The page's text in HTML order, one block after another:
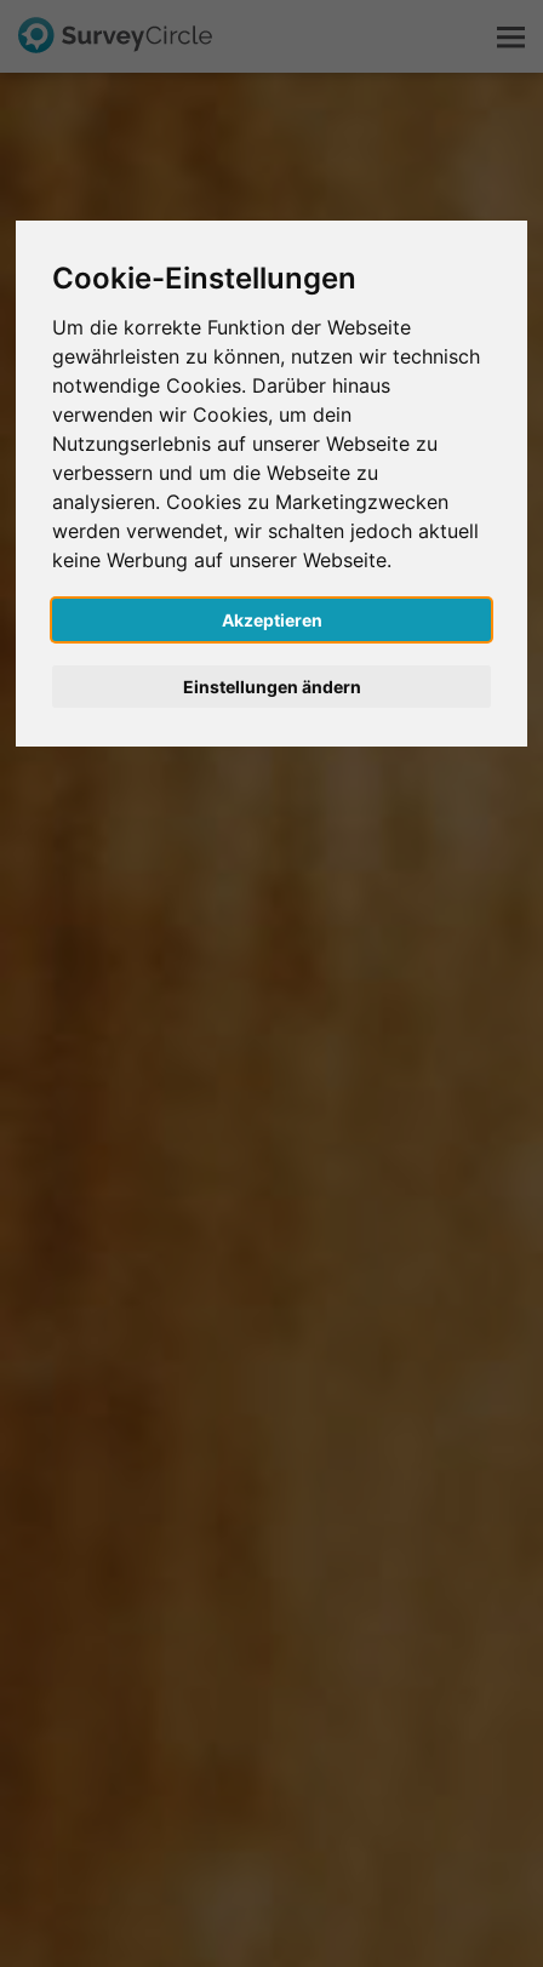
Cookie-Einstellungen
Um die korrekte Funktion der Webseite
gewährleisten zu können, nutzen wir technisch
notwendige Cookies. Darüber hinaus
verwenden wir Cookies, um dein
Nutzungserlebnis auf unserer Webseite zu
verbessern und um die Webseite zu
analysieren. Cookies zu Marketingzwecken
werden verwendet, wir schalten jedoch aktuell
keine Werbung auf unserer Webseite.
Akzeptieren
Einstellungen ändern
Forschung entdecken
FAQ
Kostenlos registrieren
Anmelden
English
Nederlands